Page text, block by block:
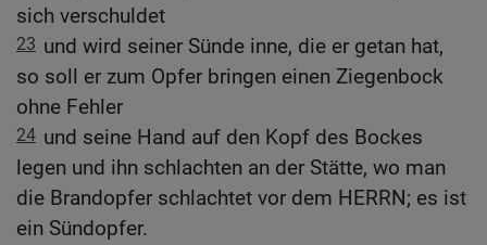
sich verschuldet
23 und wird seiner Sünde inne, die er getan hat,
so soll er zum Opfer bringen einen Ziegenbock
ohne Fehler
24 und seine Hand auf den Kopf des Bockes
legen und ihn schlachten an der Stätte, wo man
die Brandopfer schlachtet vor dem HERRN; es ist
ein Sündopfer.